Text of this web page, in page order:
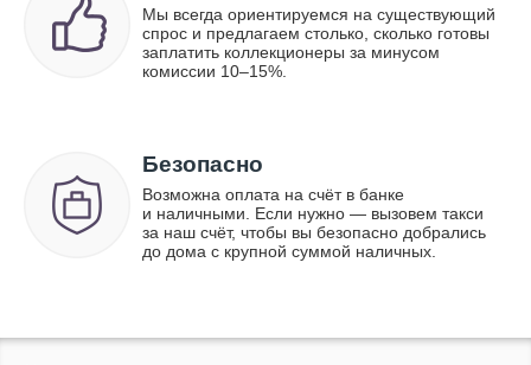
Мы всегда ориентируемся на существующий
спрос и предлагаем столько, сколько готовы
заплатить коллекционеры за минусом
комиссии 10–15%.
Безопасно
Возможна оплата на счёт в банке
и наличными. Если нужно — вызовем такси
за наш счёт, чтобы вы безопасно добрались
до дома с крупной суммой наличных.